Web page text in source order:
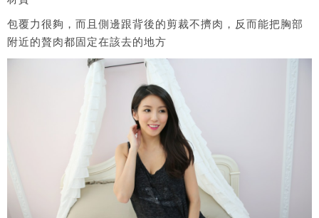
包覆力很夠，而且側邊跟背後的剪裁不擠肉，反而能把胸部
附近的贅肉都固定在該去的地方